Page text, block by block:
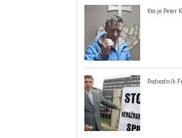
Kto je Peter
Podvodník